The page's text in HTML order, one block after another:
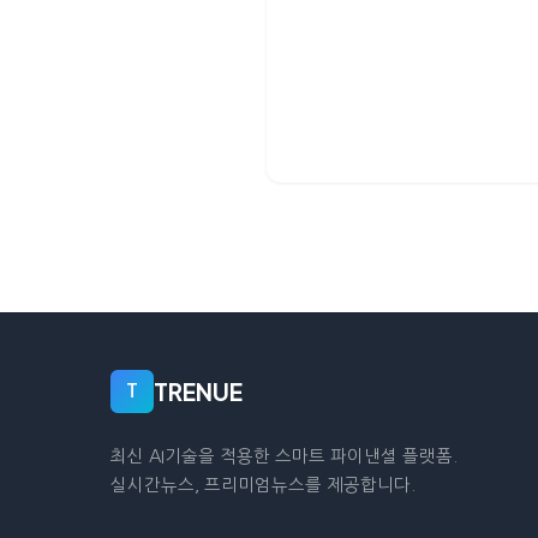
T TRENUE
최신 AI기술을 적용한 스마트 파이낸셜 플랫폼.
실시간뉴스, 프리미엄뉴스를 제공합니다.